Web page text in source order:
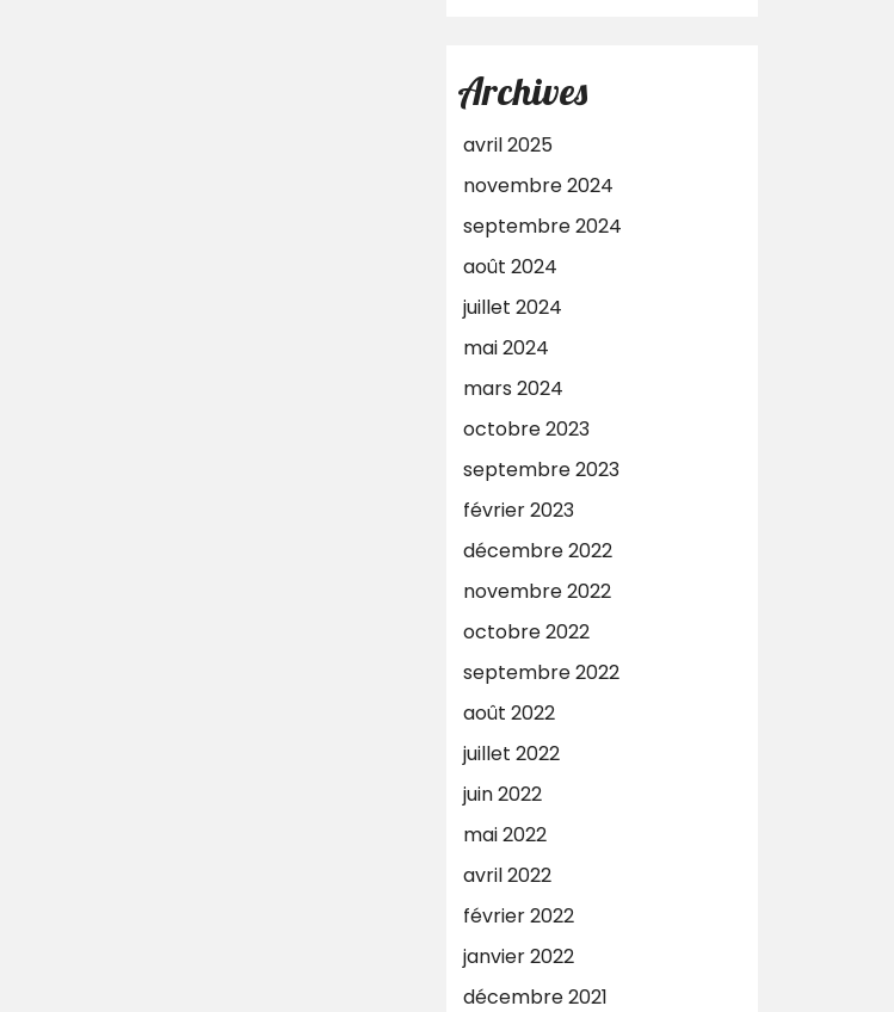
Archives
avril 2025
novembre 2024
septembre 2024
août 2024
juillet 2024
mai 2024
mars 2024
octobre 2023
septembre 2023
février 2023
décembre 2022
novembre 2022
octobre 2022
septembre 2022
août 2022
juillet 2022
juin 2022
mai 2022
avril 2022
février 2022
janvier 2022
décembre 2021